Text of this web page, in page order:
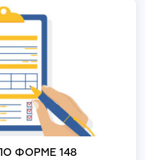
ФОРМЕ 148